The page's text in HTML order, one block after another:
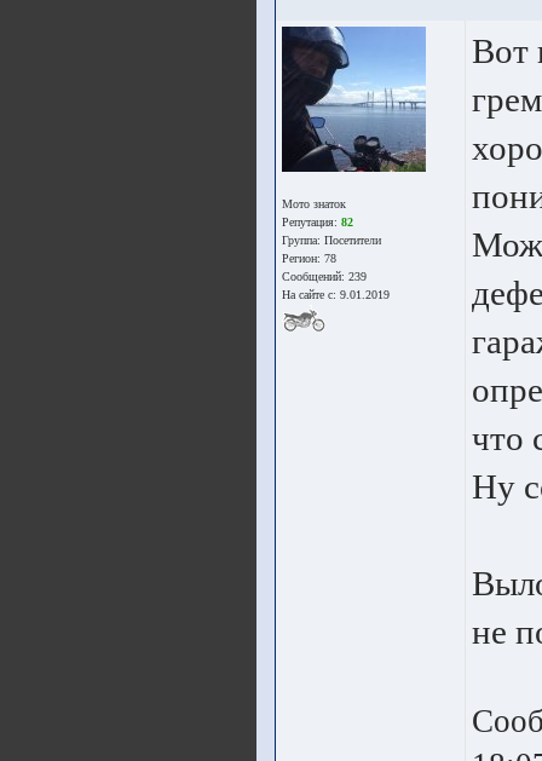
Мото знаток
Репутация: 82
Группа: Посетители
Регион: 78
Сообщений: 239
На сайте с: 9.01.2019
Вот
что
Ну
не